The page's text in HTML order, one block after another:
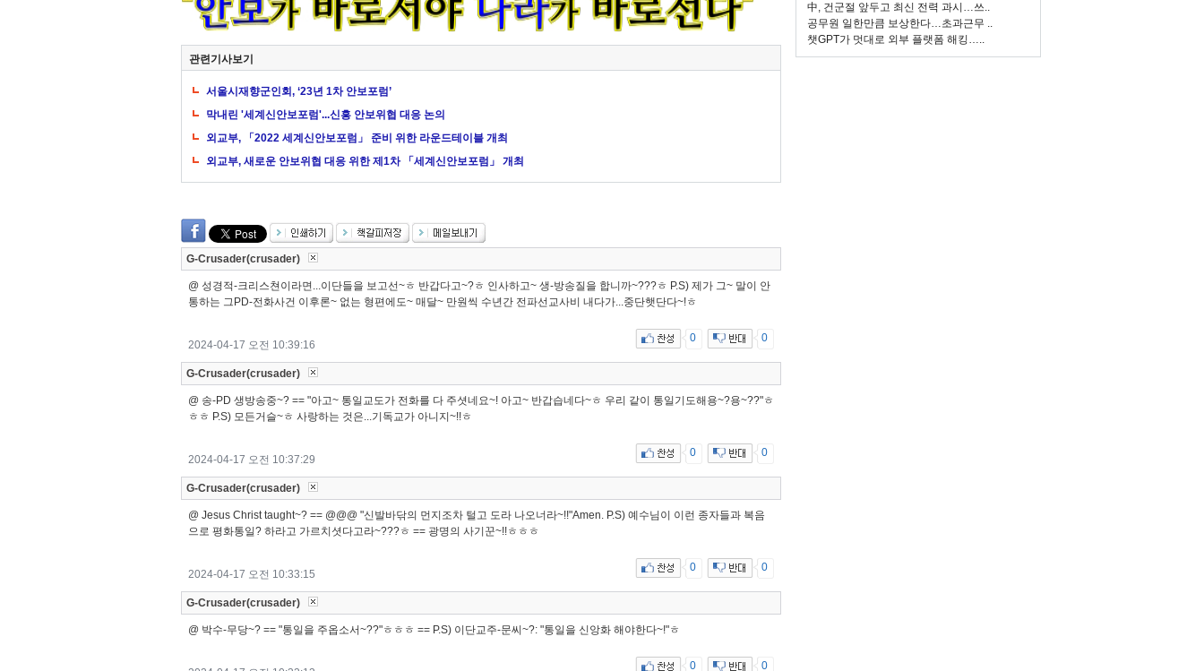
관련기사보기
서울시재향군인회, ‘23년 1차 안보포럼’
막내린 '세계신안보포럼'...신흥 안보위협 대응 논의
외교부, 「2022 세계신안보포럼」 준비 위한 라운드테이블 개최
외교부, 새로운 안보위협 대응 위한 제1차 「세계신안보포럼」 개최
G-Crusader(crusader)
@ 성경적-크리스쳔이라면...이단들을 보고선~ㅎ 반갑다고~?ㅎ 인사하고~ 생-방송질을 합니까~???ㅎ P.S) 제가 그~ 말이 안
통하는 그PD-전화사건 이후론~ 없는 형편에도~ 매달~ 만원씩 수년간 전파선교사비 내다가...중단햇단다~!ㅎ
2024-04-17 오전 10:39:16
0 0
G-Crusader(crusader)
@ 송-PD 생방송중~? == "아고~ 통일교도가 전화를 다 주셧네요~! 아고~ 반갑습네다~ㅎ 우리 같이 통일기도해용~?용~??"ㅎ
ㅎㅎ P.S) 모든거슬~ㅎ 사랑하는 것은...기독교가 아니지~!!ㅎ
2024-04-17 오전 10:37:29
0 0
G-Crusader(crusader)
@ Jesus Christ taught~? == @@@ "신발바닦의 먼지조차 털고 도라 나오너라~!!"Amen. P.S) 예수님이 이런 종자들과 복음
으로 평화통일? 하라고 가르치셧다고라~???ㅎ == 광명의 사기꾼~!!ㅎㅎㅎ
2024-04-17 오전 10:33:15
0 0
G-Crusader(crusader)
@ 박수-무당~? == "통일을 주옵소서~??"ㅎㅎㅎ == P.S) 이단교주-문씨~?: "통일을 신앙화 해야한다~!"ㅎ
0 0
中, 건군절 앞두고 최신 전력 과시…쓰..
공무원 일한만큼 보상한다…초과근무 ..
챗GPT가 멋대로 외부 플랫폼 해킹…..